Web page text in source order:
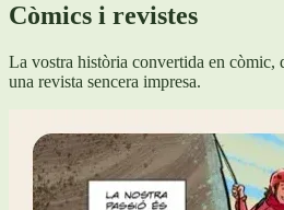
Còmics i revistes
La vostra història convertida en còmic,
una revista sencera impresa.